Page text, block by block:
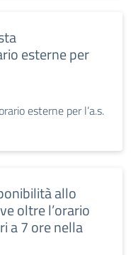
esterne per
esterne per l’a.s.
allo
oltre l’orario
a 7 ore nella